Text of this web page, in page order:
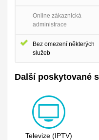
Online zákaznická
administrace
Bez omezení některých
služeb
Další poskytované
Televize (IPTV)